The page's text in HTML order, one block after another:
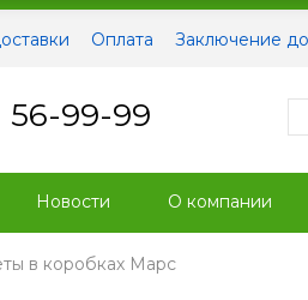
Оплата Заключение
56-99-99
Новости О компании
в коробках Марс